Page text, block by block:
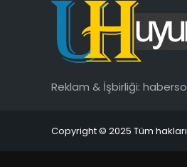
Reklam & İşbirliği:
Copyright © 2025 Tüm hakları